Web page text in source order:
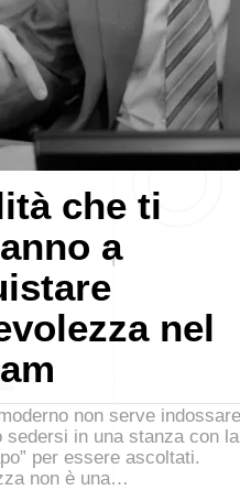
che ti
a
nel
non serve indossare
sedersi in una stanza con la
per essere ascoltati.
non è una…